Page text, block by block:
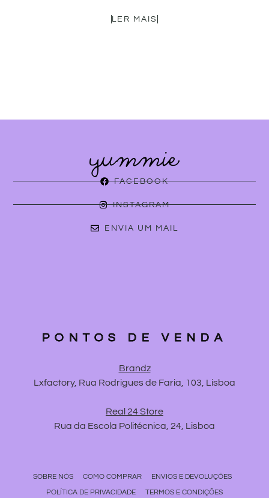
LER MAIS
FACEBOOK
INSTAGRAM
ENVIA UM MAIL
PONTOS DE VENDA
Brandz
Lxfactory, Rua Rodrigues de Faria, 103, Lisboa
Real 24 Store
Rua da Escola Politécnica, 24, Lisboa
SOBRE NÓS COMO COMPRAR
ENVIOS E DEVOLUÇÕES
POLÍTICA DE PRIVACIDADE
TERMOS E CONDIÇÕES